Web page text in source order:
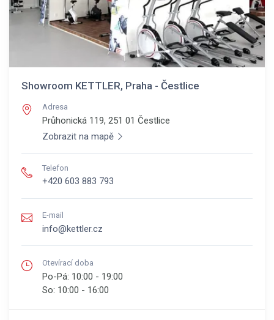
Showroom KETTLER, Praha - Čestlice
Adresa
Průhonická 119, 251 01 Čestlice
Zobrazit na mapě
Telefon
+420 603 883 793
E-mail
info@kettler.cz
Otevírací doba
Po-Pá: 10:00 - 19:00
So: 10:00 - 16:00